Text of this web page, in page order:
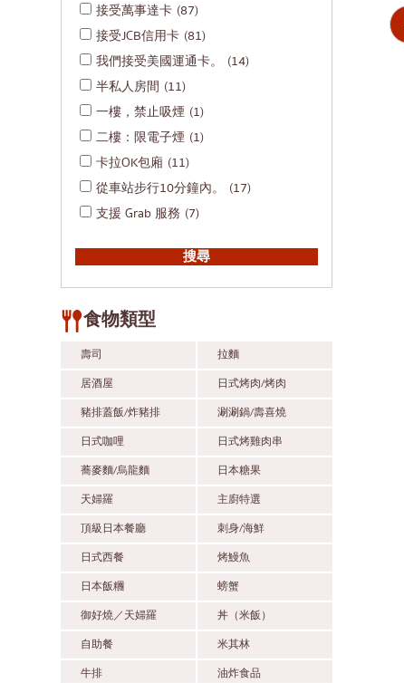
接受萬事達卡 (87)
接受JCB信用卡 (81)
我們接受美國運通卡。
(14)
半私人房間 (11)
一樓，禁止吸煙 (1)
二樓：限電子煙 (1)
卡拉OK包廂 (11)
從車站步行10分鐘內。
(17)
支援 Grab 服務 (7)
食物類型
壽司
拉麵
居酒屋
日式烤肉/烤肉
豬排蓋飯/炸豬排
涮涮鍋/壽喜燒
日式咖哩
日式烤雞肉串
蕎麥麵/烏龍麵
日本糖果
天婦羅
主廚特選
頂級日本餐廳
刺身/海鮮
日式西餐
烤鰻魚
日本飯糰
螃蟹
御好燒／天婦羅
丼（米飯）
自助餐
米其林
牛排
油炸食品